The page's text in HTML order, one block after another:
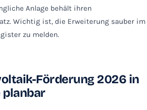
Anlage behält ihren
Wichtig ist, die Erweiterung sauber im
zu melden.
Förderung 2026 in
planbar